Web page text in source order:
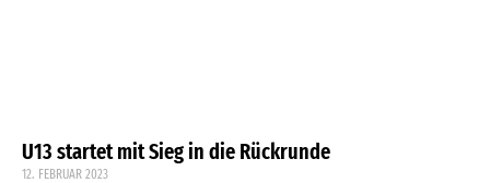
U13 startet mit Sieg in die Rückrunde
12. FEBRUAR 2023